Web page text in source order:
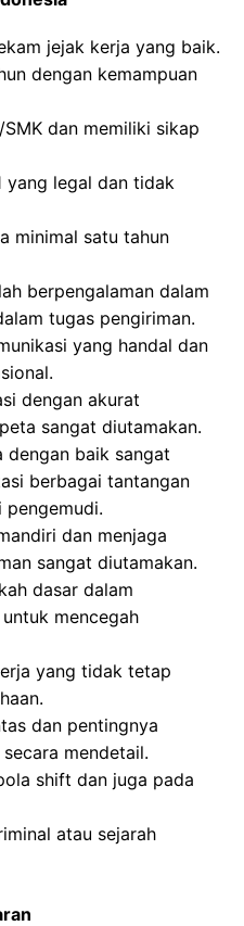
jejak kerja yang baik.
dengan kemampuan
dan memiliki sikap
yang legal dan tidak
minimal satu tahun
berpengalaman dalam
tugas pengiriman.
yang handal dan
dengan akurat
sangat diutamakan.
dengan baik sangat
berbagai tantangan
pengemudi.
dan menjaga
sangat diutamakan.
dasar dalam
mencegah
yang tidak tetap
dan pentingnya
mendetail.
shift dan juga pada
atau sejarah